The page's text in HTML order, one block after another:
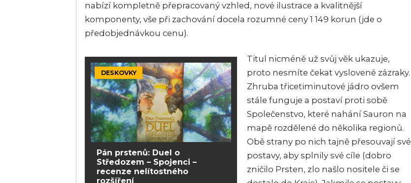
nabízí kompletně přepracovaný vzhled, nové ilustrace a kvalitnější
komponenty, vše při zachování docela rozumné ceny 1 149 korun (jde o
předobjednávkou cenu).
DESKOVKY
Pán prstenů: Duel o
Středozem – Spojenci –
recenze nelítostného
rozšíření
Titul nicméně už svůj věk ukazuje,
proto nesmíte čekat vyslovené zázraky.
Zhruba třicetiminutové jádro ovšem
stále funguje a postaví proti sobě
Společenstvo, které nahání Sauron na
mapě rozdělené do několika regionů.
Obě strany po nich tajně přesouvají své
postavy, aby splnily své cíle (dobro
zničilo Prsten, zlo našlo nositele či se